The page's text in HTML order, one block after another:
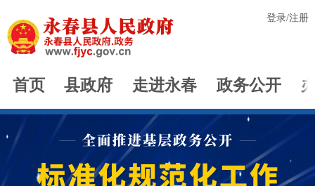
登录/注册
首页 县政府 走进永春 政务公开